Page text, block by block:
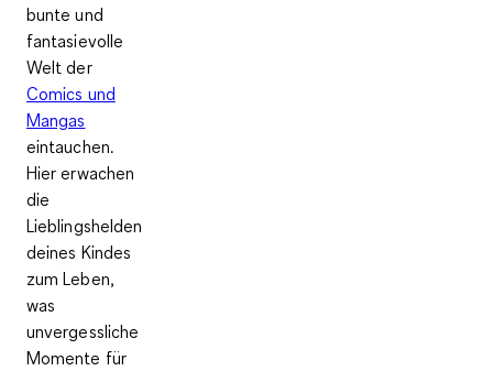
bunte und
fantasievolle
Welt der
Comics und
Mangas
eintauchen.
Hier erwachen
die
Lieblingshelden
deines Kindes
zum Leben,
was
unvergessliche
Momente für